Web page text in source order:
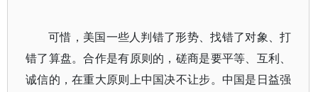
可惜，美国一些人判错了形势、找错了对象、打
错了算盘。合作是有原则的，磋商是要平等、互利、
诚信的，在重大原则上中国决不让步。中国是日益强